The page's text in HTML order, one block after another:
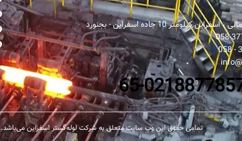
کیلومتر 10 جاده اسفراین - بجنورد
058-
تمامی حقوق این وب سایت متعلق به شرکت لوله‌گستر اسفراین می‌باشد.